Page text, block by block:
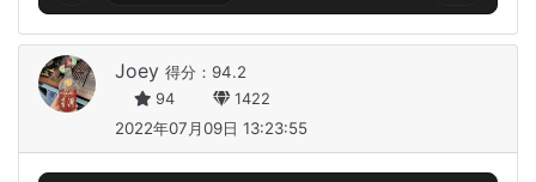
Joey 得分：94.2
94 1422
2022年07月09日 13:23:55